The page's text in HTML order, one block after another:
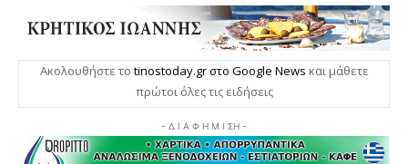
Ακολουθήστε το tinostoday.gr στο Google News και μάθετε
πρώτοι όλες τις ειδήσεις
- Δ Ι Α Φ Η Μ Ι ΣΗ -